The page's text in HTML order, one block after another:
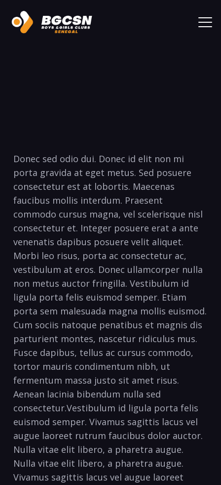
Donec sed odio dui. Donec id elit non mi
porta gravida at eget metus. Sed posuere
consectetur est at lobortis. Maecenas
faucibus mollis interdum. Praesent
commodo cursus magna, vel scelerisque nisl
consectetur et. Integer posuere erat a ante
venenatis dapibus posuere velit aliquet.
Morbi leo risus, porta ac consectetur ac,
vestibulum at eros. Donec ullamcorper nulla
non metus auctor fringilla. Vestibulum id
ligula porta felis euismod semper. Etiam
porta sem malesuada magna mollis euismod.
Cum sociis natoque penatibus et magnis dis
parturient montes, nascetur ridiculus mus.
Fusce dapibus, tellus ac cursus commodo,
tortor mauris condimentum nibh, ut
fermentum massa justo sit amet risus.
Aenean lacinia bibendum nulla sed
consectetur.Vestibulum id ligula porta felis
euismod semper. Vivamus sagittis lacus vel
augue laoreet rutrum faucibus dolor auctor.
Nulla vitae elit libero, a pharetra augue.
Nulla vitae elit libero, a pharetra augue.
Vivamus sagittis lacus vel augue laoreet